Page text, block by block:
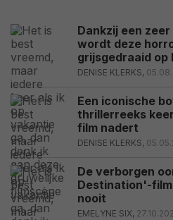
Dankzij een
wordt deze
grijsgedraaid op
DENISE KLERKS,
Een iconische
thrillerreeks
film nadert
DENISE KLERKS,
De verborgen
Destination'-
nooit
EMELYNE SIX,